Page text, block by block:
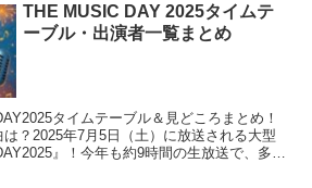
THE MUSIC DAY 2025タイムテ
ーブル・出演者一覧まとめ
タイムテーブル＆見どころまとめ！
？2025年7月5日（土）に放送される大型
』！今年も約9時間の生放送で、多く